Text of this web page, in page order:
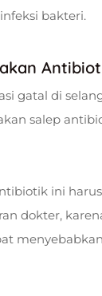
bakteri.
gatal di
salep
ini
dokter,